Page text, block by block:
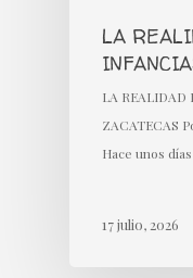
LA
LA REALIDAD
ZACATECAS
Hace unos
17 julio, 2026